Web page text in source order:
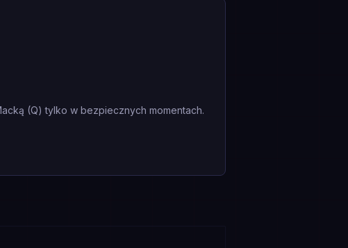
(Q) tylko w bezpiecznych momentach.